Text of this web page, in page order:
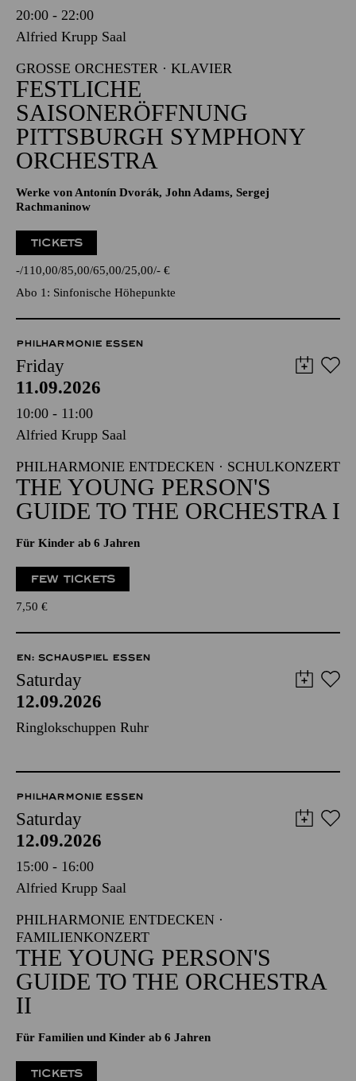
20:00 - 22:00
Alfried Krupp Saal
GROSSE ORCHESTER · KLAVIER
FESTLICHE
SAISONERÖFFNUNG
PITTSBURGH SYMPHONY
ORCHESTRA
Werke von Antonín Dvorák, John Adams, Sergej
Rachmaninow
TICKETS
- 110,00 85,00 65,00 25,00 - €
Abo 1: Sinfonische Höhepunkte
PHILHARMONIE ESSEN
Friday
11.09.2026
10:00 - 11:00
Alfried Krupp Saal
PHILHARMONIE ENTDECKEN · SCHULKONZERT
THE YOUNG PERSON'S
GUIDE TO THE ORCHESTRA I
Für Kinder ab 6 Jahren
FEW TICKETS
7,50 €
EN: SCHAUSPIEL ESSEN
Saturday
12.09.2026
Ringlokschuppen Ruhr
PHILHARMONIE ESSEN
Saturday
12.09.2026
15:00 - 16:00
Alfried Krupp Saal
PHILHARMONIE ENTDECKEN ·
FAMILIENKONZERT
THE YOUNG PERSON'S
GUIDE TO THE ORCHESTRA
II
Für Familien und Kinder ab 6 Jahren
TICKETS